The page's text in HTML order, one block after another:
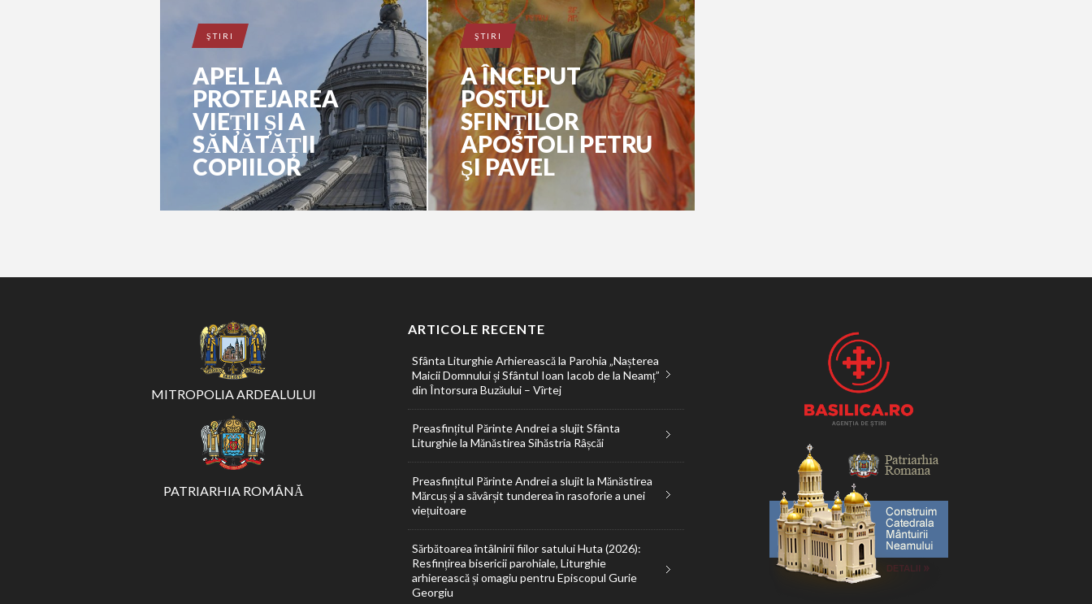
ŞTIRI
APEL LA
PROTEJAREA
VIEȚII ȘI A
SĂNĂTĂȚII
COPIILOR
ŞTIRI
A ÎNCEPUT
POSTUL
SFINŢILOR
APOSTOLI PETRU
ŞI PAVEL
MITROPOLIA ARDEALULUI
PATRIARHIA ROMÂNĂ
ARTICOLE RECENTE
Sfânta Liturghie Arhierească la Parohia „Nașterea
Maicii Domnului și Sfântul Ioan Iacob de la Neamț”
din Întorsura Buzăului – Vîrtej
Preasfințitul Părinte Andrei a slujit Sfânta
Liturghie la Mănăstirea Sihăstria Râșcăi
Preasfințitul Părinte Andrei a slujit la Mănăstirea
Mărcuș și a săvârșit tunderea în rasoforie a unei
viețuitoare
Sărbătoarea întâlnirii fiilor satului Huta (2026):
Resfințirea bisericii parohiale, Liturghie
arhierească și omagiu pentru Episcopul Gurie
Georgiu